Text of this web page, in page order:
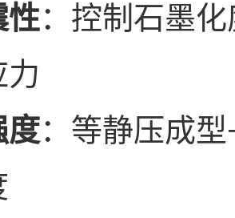
性：控制石墨
力
度：等静压成